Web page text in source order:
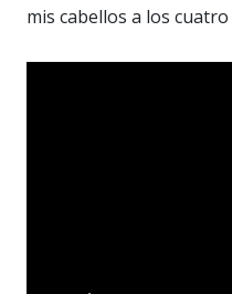
mis cabellos a los